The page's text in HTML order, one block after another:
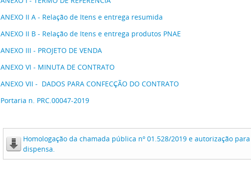
ANEXO II A - Relação de Itens e entrega resumida
ANEXO II B - Relação de Itens e entrega produtos PNAE
ANEXO III - PROJETO DE VENDA
ANEXO VI - MINUTA DE CONTRATO
ANEXO VII - DADOS PARA CONFECÇÃO DO CONTRATO
Portaria n. PRC.00047-2019
Homologação da chamada pública nº 01.528/2019 e autorização
dispensa.